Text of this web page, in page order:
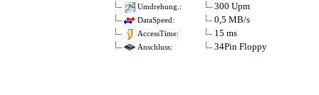
Umdrehung.: 300 Upm
DataSpeed: 0,5 MB/s
AccessTime: 15 ms
Anschluss: 34Pin Floppy